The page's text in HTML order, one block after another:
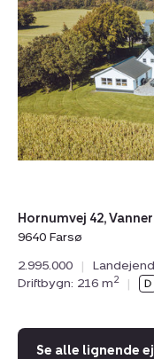
42,
Vannerup,
9640
Farsø
Hornumvej 42,
9640 Farsø
2.995.000
|
Driftbygn: 216 m2 |
Se alle lignende